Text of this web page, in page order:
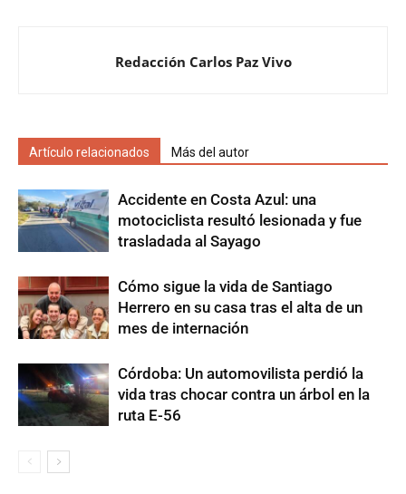
Redacción Carlos Paz Vivo
Artículo relacionados Más del autor
Accidente en Costa Azul: una
motociclista resultó lesionada y fue
trasladada al Sayago
Cómo sigue la vida de Santiago
Herrero en su casa tras el alta de un
mes de internación
Córdoba: Un automovilista perdió la
vida tras chocar contra un árbol en la
ruta E-56